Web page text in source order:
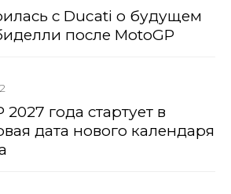
с Ducati о будущем
после MotoGP
года стартует в
дата нового календаря